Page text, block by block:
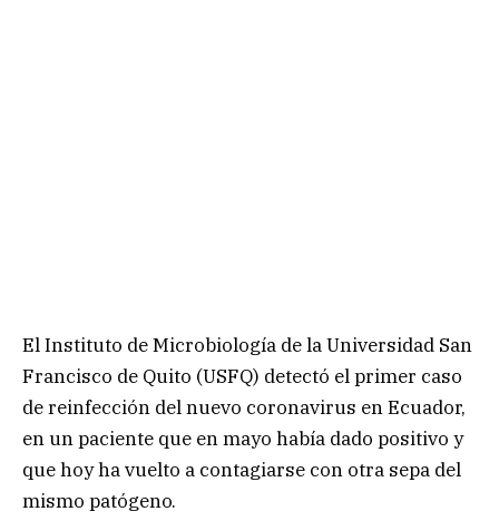
El Instituto de Microbiología de la Universidad San
Francisco de Quito (USFQ) detectó el primer caso
de reinfección del nuevo coronavirus en Ecuador,
en un paciente que en mayo había dado positivo y
que hoy ha vuelto a contagiarse con otra sepa del
mismo patógeno.